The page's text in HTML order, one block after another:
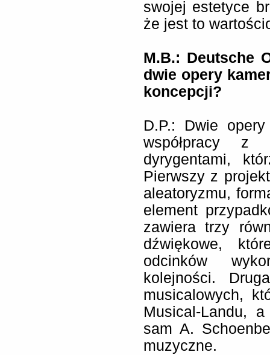
swojej estetyce
że jest to
M.B.: Deutsche
dwie opery
koncepcji?
D.P.: Dwie
współpracy z
dyrygentami,
Pierwszy z
aleatoryzmu,
element
zawiera trzy
dźwiękowe,
odcinków
kolejności.
musicalowych,
Musical-Landu,
sam A.
muzyczne.